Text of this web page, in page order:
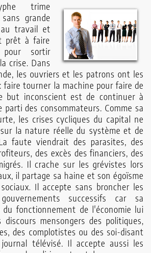
trime
grande
travail et
prêt à faire
pour sortir
crise. Dans
les ouvriers et les patrons ont les
faire tourner la machine pour faire de
but inconscient est de continuer à
des consommateurs. Comme sa
les crises cycliques du capital ne
la nature réelle du système et de
faute viendrait des parasites, des
des excès des financiers, des
Il crache sur les grévistes lors
il partage sa haine et son égoïsme
Il accepte sans broncher les
successifs car sa
du fonctionnement de l'économie lui
mensongers des politiques,
des complotistes ou des soi-disant
télévisé. Il accepte aussi les